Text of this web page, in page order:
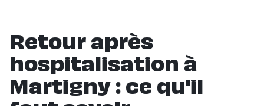
Retour après
hospitalisation à
Martigny : ce qu'il